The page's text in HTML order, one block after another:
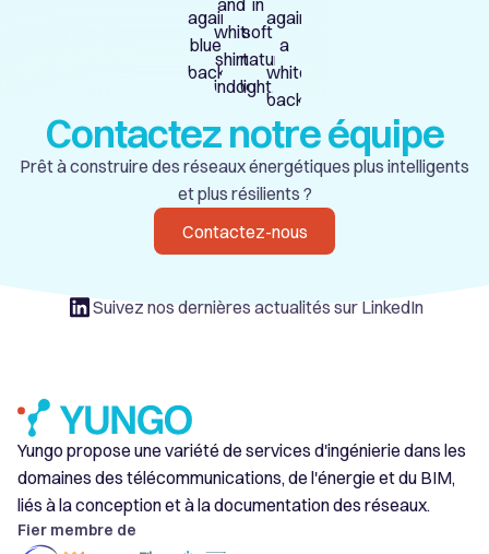
Contactez notre équipe
Prêt à construire des réseaux énergétiques plus intelligents
et plus résilients ?
Contactez-nous
Suivez nos dernières actualités sur LinkedIn
Yungo propose une variété de services d'ingénierie dans les
domaines des télécommunications, de l'énergie et du BIM,
liés à la conception et à la documentation des réseaux.
Fier membre de